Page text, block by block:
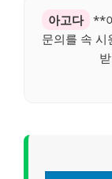
아고다 **
문의를 속 시